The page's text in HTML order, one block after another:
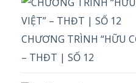
CHƯƠNG TRÌNH “HỮU
– THĐT | SỐ 12